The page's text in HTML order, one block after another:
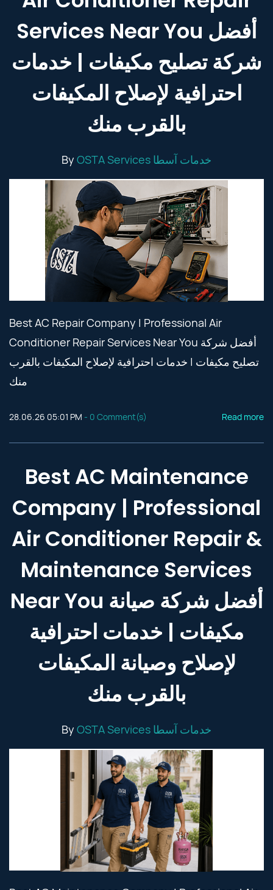
Services Near You أفضل
شركة تصليح مكيفات | خدمات
احترافية لإصلاح المكيفات
بالقرب منك
By OSTA Services خدمات آسطا
Best AC Repair Company | Professional Air
Conditioner Repair Services Near You أفضل شركة
تصليح مكيفات | خدمات احترافية لإصلاح المكيفات بالقرب
منك
28.06.26 05:01 PM - 0 Comment(s) Read more
Best AC Maintenance
Company | Professional
Air Conditioner Repair &
Maintenance Services
Near You أفضل شركة صيانة
مكيفات | خدمات احترافية
لإصلاح وصيانة المكيفات
بالقرب منك
By OSTA Services خدمات آسطا